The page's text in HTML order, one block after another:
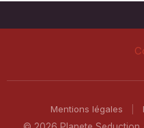
Mentions légales